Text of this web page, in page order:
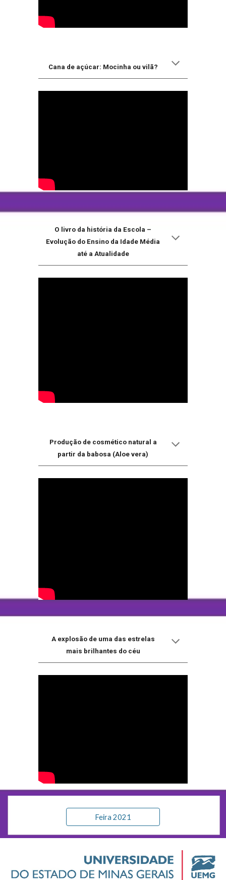
Cana de açúcar: Mocinha ou vilã?
O livro da história da Escola –
Evolução do Ensino da Idade Média
até a Atualidade
Produção de cosmético natural a
partir da babosa (Aloe vera)
A explosão de uma das estrelas
mais brilhantes do céu
Feira 2021